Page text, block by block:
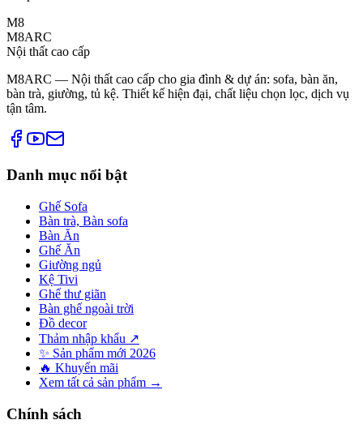
M8
M8ARC
Nội thất cao cấp
M8ARC — Nội thất cao cấp cho gia đình & dự án: sofa, bàn ăn,
bàn trà, giường, tủ kệ. Thiết kế hiện đại, chất liệu chọn lọc, dịch vụ
tận tâm.
Danh mục nổi bật
Ghế Sofa
Bàn trà, Bàn sofa
Bàn Ăn
Ghế Ăn
Giường ngủ
Kệ Tivi
Ghế thư giãn
Bàn ghế ngoài trời
Đồ decor
Thảm nhập khẩu ↗
✨ Sản phẩm mới 2026
🔥 Khuyến mãi
Xem tất cả sản phẩm →
Chính sách